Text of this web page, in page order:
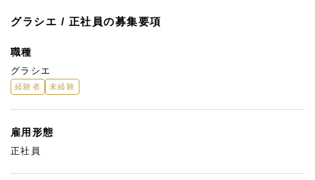
グラシエ / 正社員の募集要項
職種
グラシエ
経験者 未経験
雇用形態
正社員